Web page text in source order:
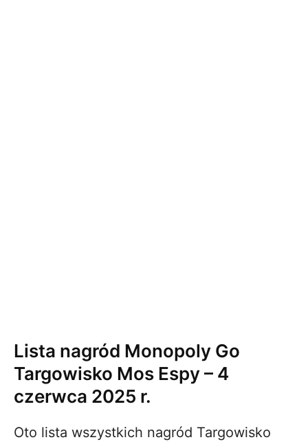
Lista nagród Monopoly Go
Targowisko Mos Espy – 4
czerwca 2025 r.
Oto lista wszystkich nagród Targowisko